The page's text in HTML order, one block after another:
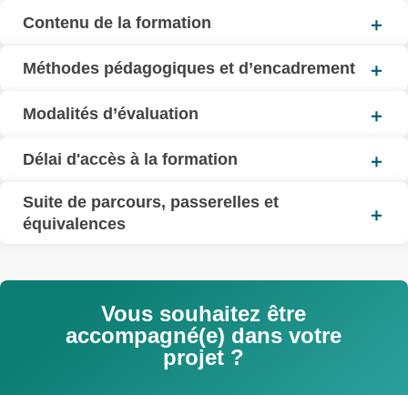
Contenu de la formation
Méthodes pédagogiques et d’encadrement
Modalités d’évaluation
Délai d'accès à la formation
Suite de parcours, passerelles et
équivalences
Vous souhaitez être
accompagné(e) dans votre
projet ?